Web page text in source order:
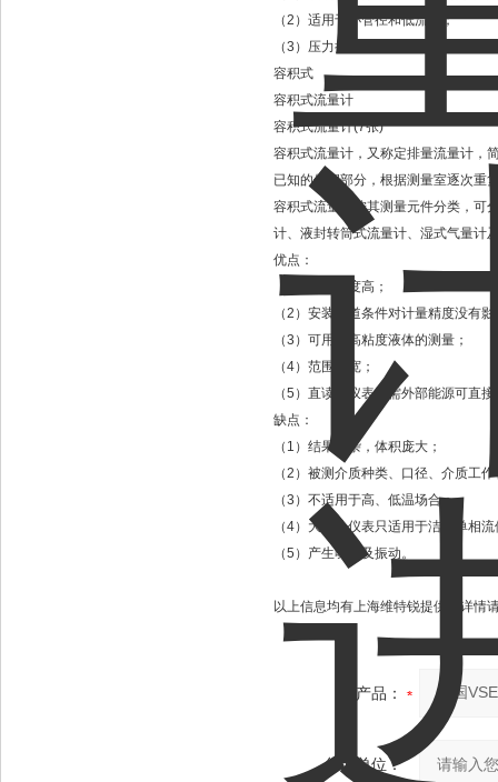
（2）适用于小管径和低流速；
（3）压力损失较低。
容积式
容积式流量计
容积式流量计(7张)
容积式流量计，又称定排量流量计，
已知的体积部分，根据测量室逐次重
容积式流量计按其测量元件分类，可
计、液封转筒式流量计、湿式气量计
优点：
（1）计量精度高；
（2）安装管道条件对计量精度没有
（3）可用于高粘度液体的测量；
（4）范围度宽；
（5）直读式仪表无需外部能源可直
缺点：
（1）结果复杂，体积庞大；
（2）被测介质种类、口径、介质工
（3）不适用于高、低温场合；
（4）大部分仪表只适用于洁净单相
（5）产生噪声及振动。
以上信息均有上海维特锐提供，详情
产品：
您的单位：